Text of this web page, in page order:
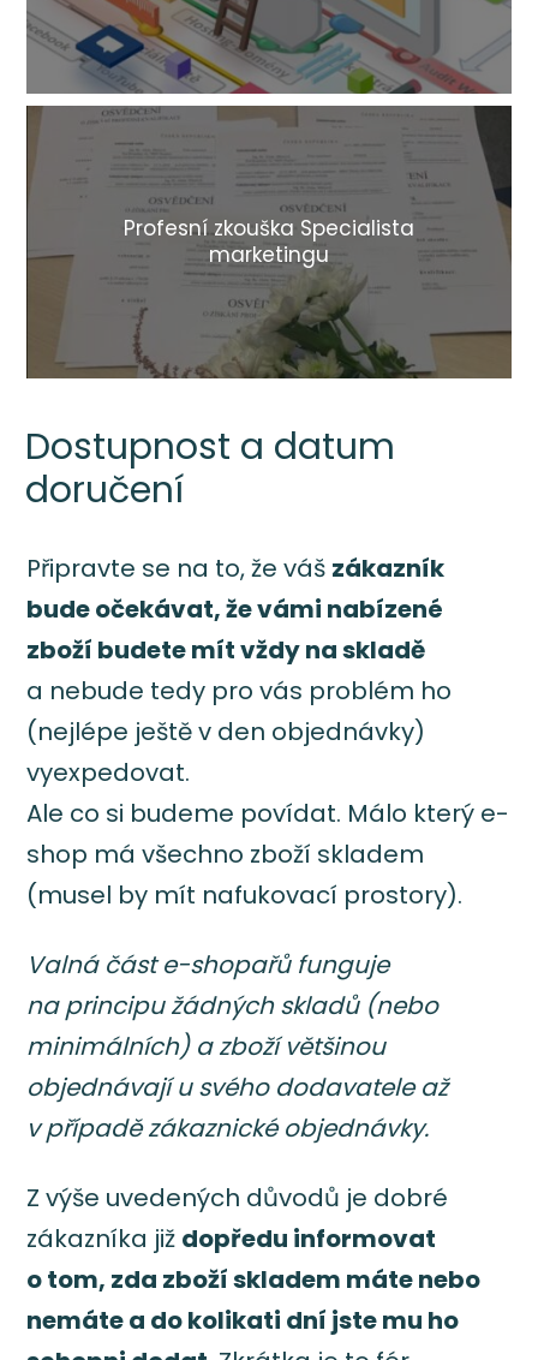
Profesní zkouška Specialista
marketingu
Dostupnost a datum
doručení
Připravte se na to, že váš zákazník
bude očekávat, že vámi nabízené
zboží budete mít vždy na skladě
a nebude tedy pro vás problém ho
(nejlépe ještě v den objednávky)
vyexpedovat.
Ale co si budeme povídat. Málo který e-
shop má všechno zboží skladem
(musel by mít nafukovací prostory).
Valná část e-shopařů funguje
na principu žádných skladů (nebo
minimálních) a zboží většinou
objednávají u svého dodavatele až
v případě zákaznické objednávky.
Z výše uvedených důvodů je dobré
zákazníka již dopředu informovat
o tom, zda zboží skladem máte nebo
nemáte a do kolikati dní jste mu ho